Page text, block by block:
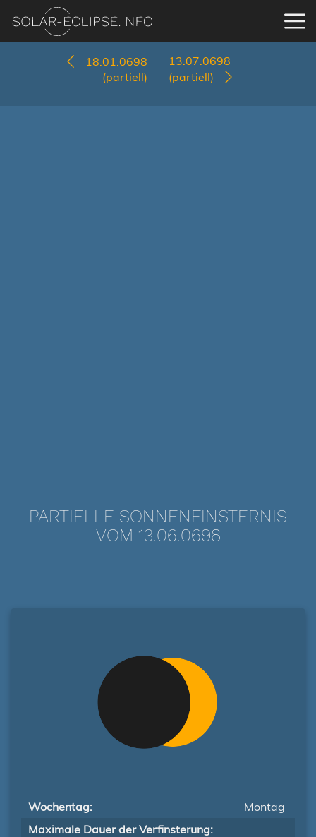
18.01.0698
(partiell)
13.07.0698
(partiell)
PARTIELLE SONNENFINSTERNIS
VOM 13.06.0698
Wochentag:
Montag
Maximale Dauer der Verfinsterung: